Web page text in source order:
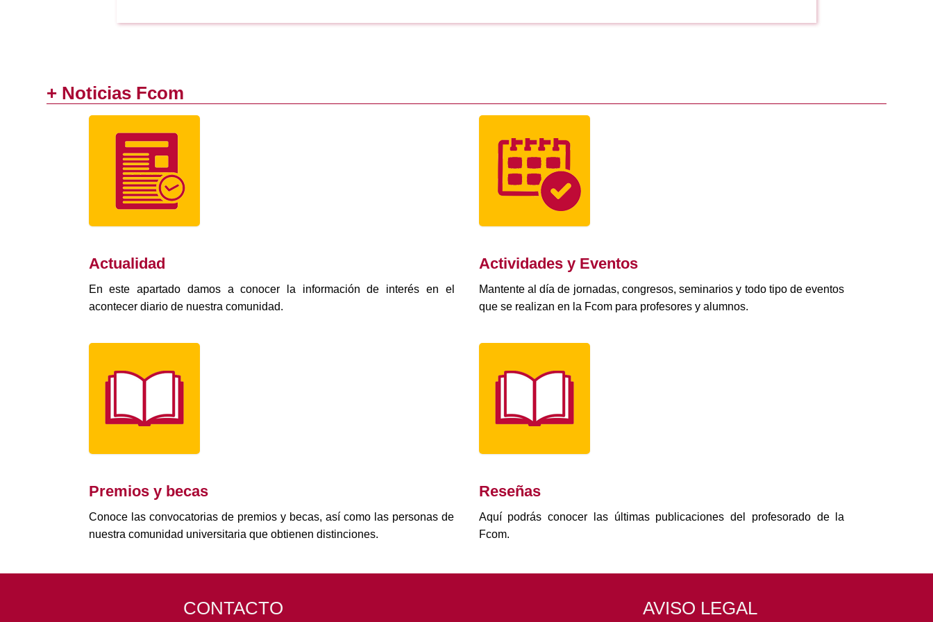
+ Noticias Fcom
Actualidad
En este apartado damos a conocer la información de interés en el
acontecer diario de nuestra comunidad.
Actividades y Eventos
Mantente al día de jornadas, congresos, seminarios y todo tipo de eventos
que se realizan en la Fcom para profesores y alumnos.
Premios y becas
Conoce las convocatorias de premios y becas, así como las personas de
nuestra comunidad universitaria que obtienen distinciones.
Reseñas
Aquí podrás conocer las últimas publicaciones del profesorado de la
Fcom.
CONTACTO AVISO LEGAL